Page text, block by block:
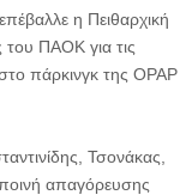
η Πειθαρχική
ΠΑΟΚ για τις
πάρκινγκ της OPAP
Τσονάκας,
απαγόρευσης